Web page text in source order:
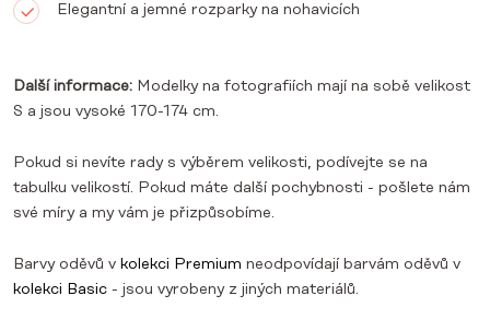
Elegantní a jemné rozparky na nohavicích
Další informace: Modelky na fotografiích mají na sobě velikost
S a jsou vysoké 170-174 cm.
Pokud si nevíte rady s výběrem velikosti, podívejte se na
tabulku velikostí. Pokud máte další pochybnosti - pošlete nám
své míry a my vám je přizpůsobíme.
Barvy oděvů v kolekci Premium neodpovídají barvám oděvů v
kolekci Basic - jsou vyrobeny z jiných materiálů.